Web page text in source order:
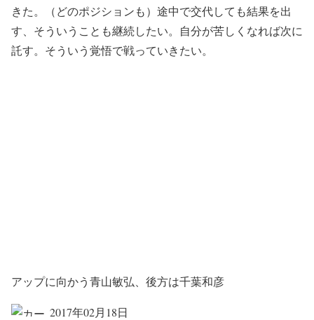
きた。（どのポジションも）途中で交代しても結果を出
す、そういうことも継続したい。自分が苦しくなれば次に
託す。そういう覚悟で戦っていきたい。
アップに向かう青山敏弘、後方は千葉和彦
2017年02月18日